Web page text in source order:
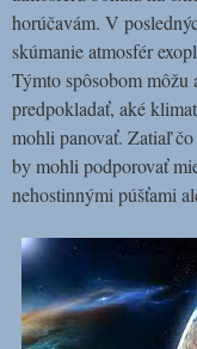
horúčavám. V
skúmanie atmosfér
Týmto spôsobom môžu
predpokladať, aké
mohli panovať. Zatiaľ
by mohli podporovať
nehostinnými púšťami